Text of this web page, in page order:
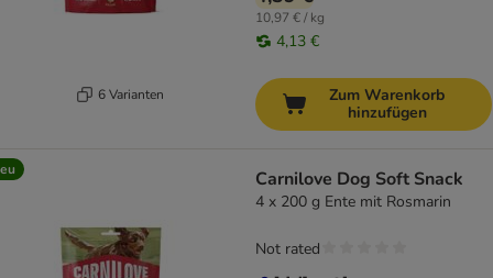
6 Varianten
10,97 € / kg
4,13 €
Zum Warenkorb
hinzufügen
Carnilove Dog Soft Snack
4 x 200 g Ente mit Rosmarin
Not rated